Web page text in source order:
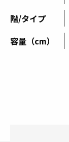
階/タイプ
容量（cm）